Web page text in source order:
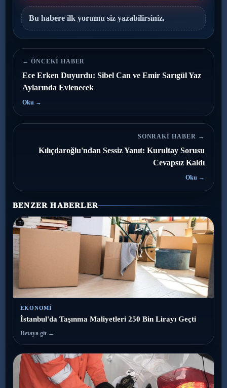
Bu habere ilk yorumu siz yazabilirsiniz.
← ÖNCEKI HABER
Ece Erken Duyurdu: Sibel Can ve Emir Sarıgül Yaz
Aylarında Evlenecek
Oku →
SONRAKI HABER →
Kılıçdaroğlu'ndan Sessiz Yanıt: Kurultay Sorusu
Cevapsız Kaldı
Oku →
BENZER HABERLER
EKONOMI
İstanbul'da Taşınma Maliyetleri 250 Bin Lirayı Geçti
Detaya git →